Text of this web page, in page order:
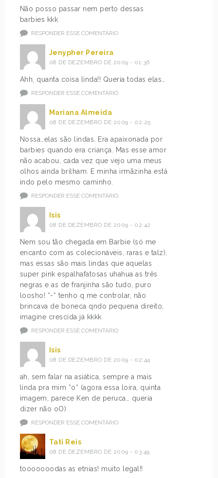
Não posso passar nem perto dessas
barbies kkk
RESPONDER ESSE COMENTÁRIO
Jenypher Pereira
08 DE DEZEMBRO DE 2009 - 01:36
Ahh, quanta coisa linda!! Queria todas elas…
RESPONDER ESSE COMENTÁRIO
Mariana Almeida
08 DE DEZEMBRO DE 2009 - 02:25
Nossa…elas são lindas. Era apaixonada por
barbies quando era criança. Mas esse amor
não acabou, cada vez que vejo uma meus
olhos ainda brilham. E minha irmãzinha está
indo pelo mesmo caminho.
RESPONDER ESSE COMENTÁRIO
Isis
08 DE DEZEMBRO DE 2009 - 02:42
Nem sou tão chegada em Barbie (só me
encanto com as colecionáveis, raras e talz),
mas essas são mais lindas que aquelas
super pink espalhafatosas uhahua as três
negras e as de franjinha são tudo, puro
loosho! *-* tenho q me controlar, não
brincava de boneca qndo pequena direito,
imagine crescida já kkkk
RESPONDER ESSE COMENTÁRIO
Isis
08 DE DEZEMBRO DE 2009 - 02:44
ah, sem falar na asiática, sempre a mais
linda pra mim *o* (agora essa loira, quinta
imagem, parece Ken de peruca… queria
dizer não oO)
RESPONDER ESSE COMENTÁRIO
Tati Reis
08 DE DEZEMBRO DE 2009 - 03:49
tooooooodas as etnias! muito legal!!